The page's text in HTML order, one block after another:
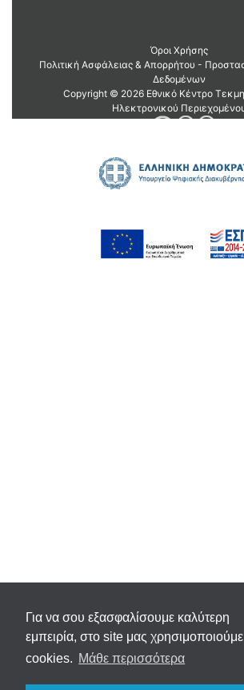
Για να σου εξασφαλίσουμε καλύτερη
εμπειρία, στο site μας χρησιμοποιούμε
cookies. Μάθε περισσότερα